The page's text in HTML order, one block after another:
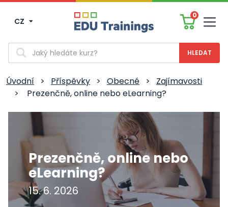
CZ
0
Vyhledávání
Úvodní > Příspěvky > Obecné >
Zajímavosti
>
Prezenčně, online nebo eLearning?
Prezenčně, online nebo
eLearning?
15. 6. 2026